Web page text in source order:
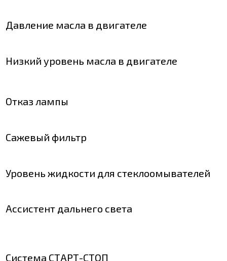
Давление масла в двигателе
Низкий уровень масла в двигателе
Отказ лампы
Сажевый фильтр
Уровень жидкости для стеклоомывателей
Ассистент дальнего света
Система СТАРТ-СТОП